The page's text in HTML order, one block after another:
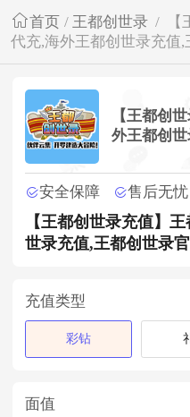
首页 / 王都创世录 /
代充,海外王都创世录充值
【王都创
外王都创
安全保障 售后无忧
【王都创世录充值】
世录充值,王都创世录
充值类型
彩钻
面值